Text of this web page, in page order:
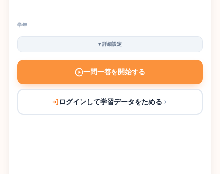
学年
▾詳細設定
一問一答を開始する
ログインして学習データをためる